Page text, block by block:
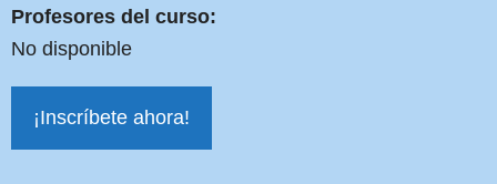
Profesores del curso:
No disponible
¡Inscríbete ahora!